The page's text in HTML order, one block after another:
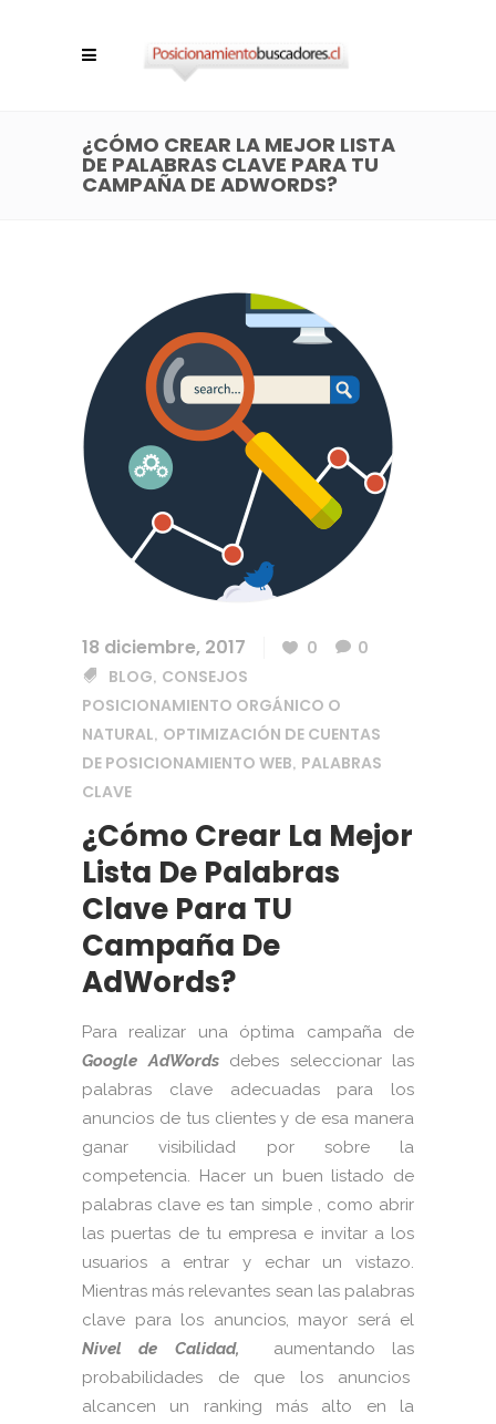
¿CÓMO CREAR LA MEJOR LISTA
DE PALABRAS CLAVE PARA TU
CAMPAÑA DE ADWORDS?
18 diciembre, 2017 0
0
BLOG, CONSEJOS
POSICIONAMIENTO ORGÁNICO O
NATURAL, OPTIMIZACIÓN DE CUENTAS
DE POSICIONAMIENTO WEB, PALABRAS
CLAVE
¿Cómo Crear La Mejor
Lista De Palabras
Clave Para TU
Campaña De
AdWords?
Para realizar una óptima campaña de
Google AdWordsdebes seleccionar las
palabras clave adecuadas para los
anuncios de tus clientes y de esa manera
ganar visibilidad por sobre la
competencia. Hacer un buen listado de
palabras clave es tan simple , como abrir
las puertas de tu empresa e invitar a los
usuarios a entrar y echar un vistazo.
Mientras más relevantes sean las palabras
clave para los anuncios, mayor será el
Nivel de Calidad,
aumentando las
probabilidades de que los anuncios
alcancen un ranking más alto en la